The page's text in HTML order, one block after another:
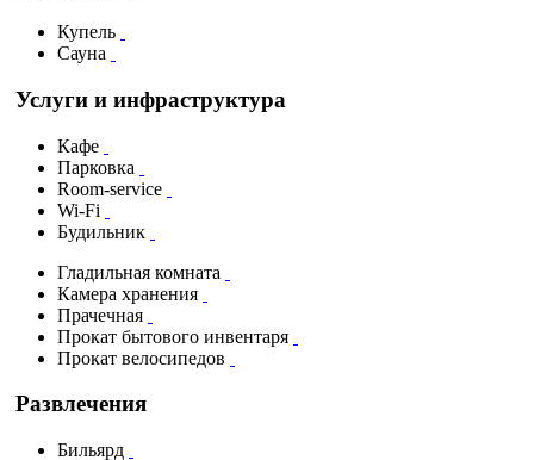
Купель
Сауна
Услуги и инфраструктура
Кафе
Парковка
Room-service
Wi-Fi
Будильник
Гладильная комната
Камера хранения
Прачечная
Прокат бытового инвентаря
Прокат велосипедов
Развлечения
Бильярд